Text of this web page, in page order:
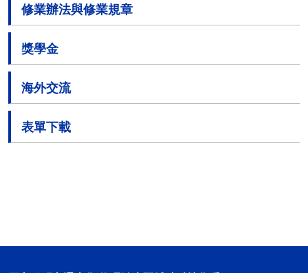
修業辦法與修業規章
獎學金
海外交流
表單下載